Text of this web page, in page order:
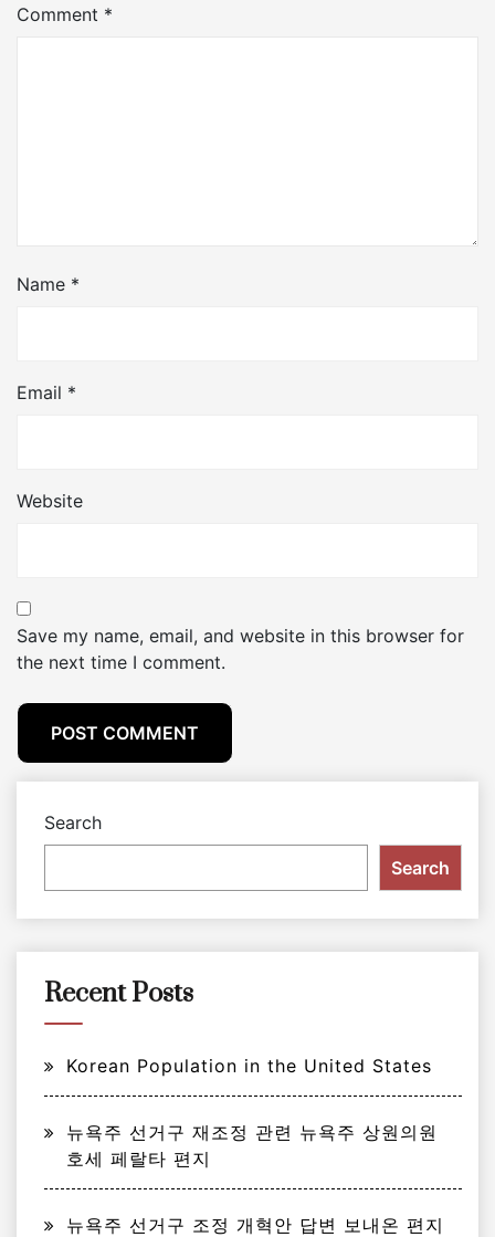
Comment *
Name *
Email *
Website
Save my name, email, and website in this browser for
the next time I comment.
Search
Search
Recent Posts
Korean Population in the United States
뉴욕주 선거구 재조정 관련 뉴욕주 상원의원
호세 페랄타 편지
뉴욕주 선거구 조정 개혁안 답변 보내온 편지